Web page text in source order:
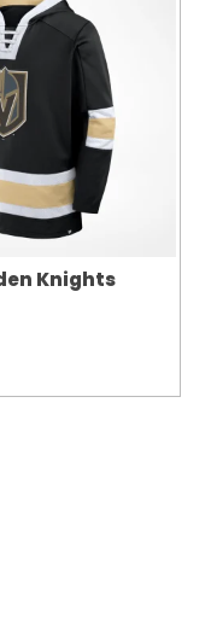
Knights